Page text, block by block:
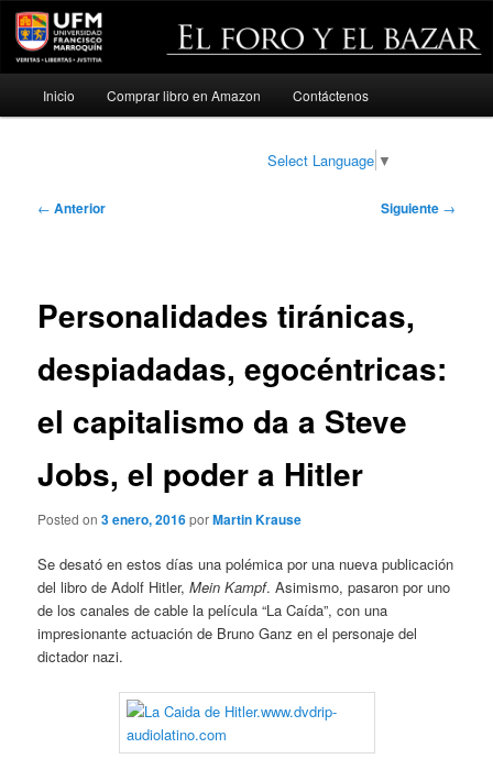
Ir
Inicio Comprar libro en Amazon Contáctenos
Select Language ▼
Navegación
← Anterior Siguiente →
Personalidades tiránicas,
despiadadas, egocéntricas:
el capitalismo da a Steve
Jobs, el poder a Hitler
Posted on3 enero, 2016porMartin Krause
Se desató en estos días una polémica por una nueva publicación
del libro de Adolf Hitler,Mein Kampf. Asimismo, pasaron por uno
de los canales de cable la película “La Caída”, con una
impresionante actuación de Bruno Ganz en el personaje del
dictador nazi.